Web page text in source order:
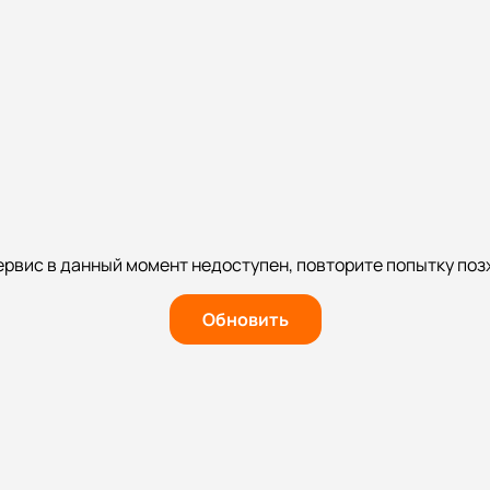
в данный момент недоступен, повторите попытку
Обновить